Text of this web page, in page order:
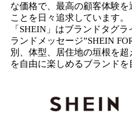
な価格で、最高の顧客体験
ことを日々追求しています。
「SHEIN」はブランドタグ
ランドメッセージ”SHEIN
別、体型、居住地の垣根を
を自由に楽しめるブランドを